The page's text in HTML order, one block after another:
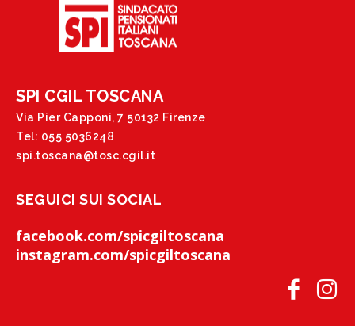
SPI CGIL TOSCANA
Via Pier Capponi, 7 50132 Firenze
Tel: 055 5036248
spi.toscana@tosc.cgil.it
SEGUICI SUI SOCIAL
facebook.com/spicgiltoscana
instagram.com/spicgiltoscana